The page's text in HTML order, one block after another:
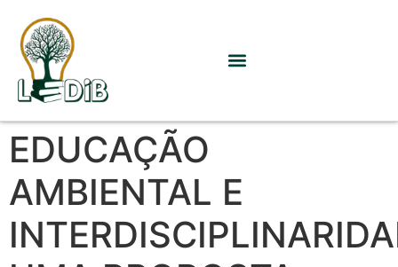
EDUCAÇÃO
AMBIENTAL E